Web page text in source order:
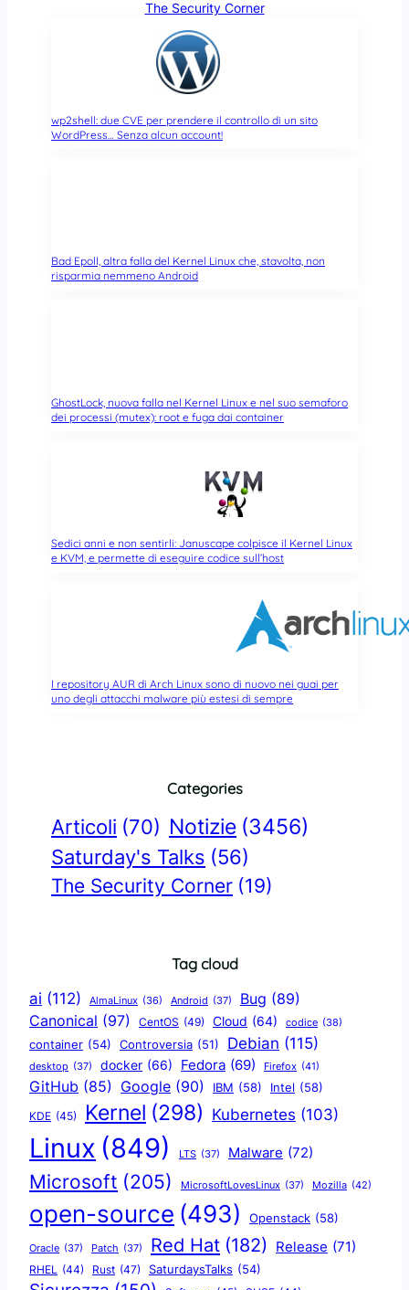
The Security Corner
wp2shell: due CVE per prendere il controllo di un sito
WordPress… Senza alcun account!
Bad Epoll, altra falla del Kernel Linux che, stavolta, non
risparmia nemmeno Android
GhostLock, nuova falla nel Kernel Linux e nel suo semaforo
dei processi (mutex): root e fuga dai container
Sedici anni e non sentirli: Januscape colpisce il Kernel Linux
e KVM, e permette di eseguire codice sull’host
I repository AUR di Arch Linux sono di nuovo nei guai per
uno degli attacchi malware più estesi di sempre
Categories
Articoli (70) Notizie (3456)
Saturday's Talks (56)
The Security Corner (19)
Tag cloud
ai (112) AlmaLinux (36) Android (37) Bug (89)
Canonical (97) CentOS (49) Cloud (64) codice (38)
container (54) Controversia (51) Debian (115)
desktop (37) docker (66) Fedora (69) Firefox (41)
GitHub (85) Google (90) IBM (58) Intel (58)
KDE (45) Kernel (298) Kubernetes (103)
Linux (849) LTS (37) Malware (72)
Microsoft (205) MicrosoftLovesLinux (37) Mozilla (42)
open-source (493) Openstack (58)
Oracle (37) Patch (37) Red Hat (182) Release (71)
RHEL (44) Rust (47) SaturdaysTalks (54)